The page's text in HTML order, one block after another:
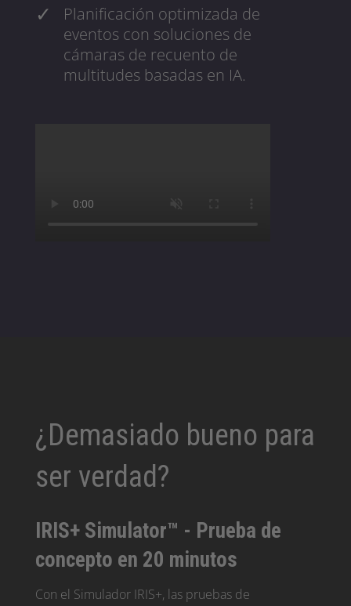
Planificación optimizada de
eventos con soluciones de
cámaras de recuento de
multitudes basadas en IA.
¿Demasiado bueno para
ser verdad?
IRIS+ Simulator™ - Prueba de
concepto en 20 minutos
Con el Simulador IRIS+, las pruebas de